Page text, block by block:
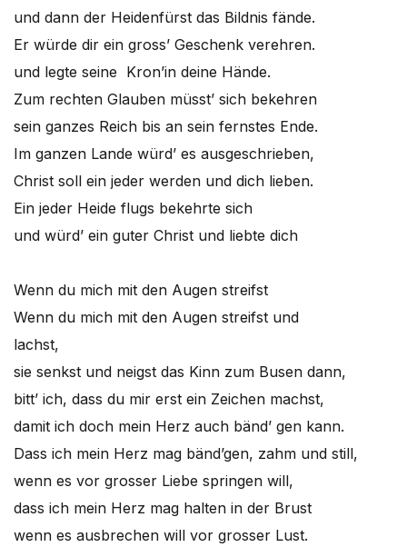
und dann der Heidenfürst das Bildnis fände.
Er würde dir ein gross’ Geschenk verehren.
und legte seine Kron’in deine Hände.
Zum rechten Glauben müsst’ sich bekehren
sein ganzes Reich bis an sein fernstes Ende.
Im ganzen Lande würd’ es ausgeschrieben,
Christ soll ein jeder werden und dich lieben.
Ein jeder Heide flugs bekehrte sich
und würd’ ein guter Christ und liebte dich
Wenn du mich mit den Augen streifst
Wenn du mich mit den Augen streifst und
lachst,
sie senkst und neigst das Kinn zum Busen dann,
bitt’ ich, dass du mir erst ein Zeichen machst,
damit ich doch mein Herz auch bänd’ gen kann.
Dass ich mein Herz mag bänd’gen, zahm und still,
wenn es vor grosser Liebe springen will,
dass ich mein Herz mag halten in der Brust
wenn es ausbrechen will vor grosser Lust.